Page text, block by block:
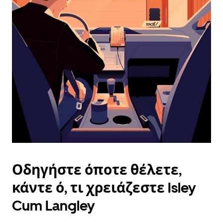
και
να
επιλέξετε
μια
ημερομηνία.
Πατήστε
πλήκτρο
escape
για
να
κλείσετε
ημερολόγιο.
Οδηγήστε όποτε θέλετε,
κάντε ό, τι χρειάζεστε Isley
Cum Langley